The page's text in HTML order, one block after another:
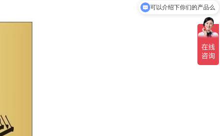
可以介绍下你们的产品么